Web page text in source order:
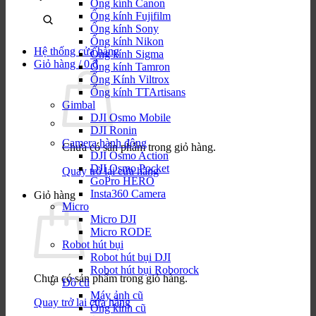
sản
phẩm:
Hệ thống cửa hàng
Giỏ hàng /0₫
Chưa có sản phẩm trong giỏ hàng.
Quay trở lại cửa hàng
Giỏ hàng
Chưa có sản phẩm trong giỏ hàng.
Quay trở lại cửa hàng
Ống kính Canon
Ống kính Fujifilm
Ống kính Sony
Ống kính Nikon
Ống kính Sigma
Ống kính Tamron
Ống Kính Viltrox
Ống kính TTArtisans
Gimbal
DJI Osmo Mobile
DJI Ronin
Camera hành động
DJI Osmo Action
DJI Osmo Pocket
GoPro HERO
Insta360 Camera
Micro
Micro DJI
Micro RODE
Robot hút bụi
Robot hút bụi DJI
Robot hút bụi Roborock
Đồ cũ
Máy ảnh cũ
Ống kính cũ